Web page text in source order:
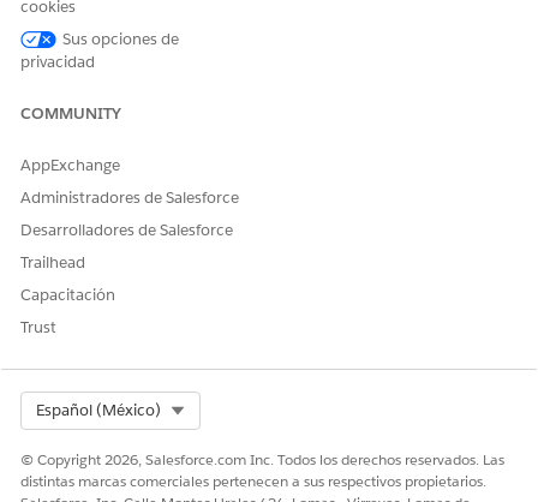
Realización automatizada
procesa automáticamente la solicitud de servicio. Puede
personalizada, como aprobaciones de gestor automatizadas o
comprobaciones de inventario.
flujos de trabajo de gobernanza automatizados para revisar
la excepción y registrar la decisión final.
Esta plantilla se integra con sistemas de gobernanza, riesgo y
cookies
Sus opciones de
privacidad
COMMUNITY
AppExchange
Administradores de Salesforce
Desarrolladores de Salesforce
Trailhead
Capacitación
Trust
Español (México)
© Copyright 2026, Salesforce.com Inc. Todos los derechos reservados. Las
distintas marcas comerciales pertenecen a sus respectivos propietarios.